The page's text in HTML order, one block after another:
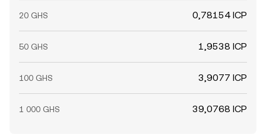
20 GHS 0,78154 ICP
50 GHS 1,9538 ICP
100 GHS 3,9077 ICP
1 000 GHS 39,0768 ICP